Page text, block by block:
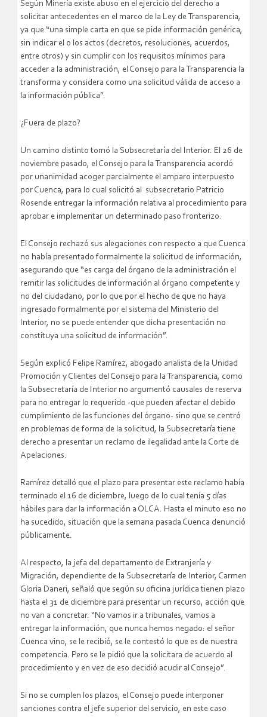
Según Minería existe abuso en el ejercicio del derecho a
solicitar antecedentes en el marco de la Ley de Transparencia,
ya que “una simple carta en que se pide información genérica,
sin indicar el o los actos (decretos, resoluciones, acuerdos,
entre otros) y sin cumplir con los requisitos mínimos para
acceder a la administración, el Consejo para la Transparencia la
transforma y considera como una solicitud válida de acceso a
la información pública”.
¿Fuera de plazo?
Un camino distinto tomó la Subsecretaría del Interior. El 26 de
noviembre pasado, el Consejo para la Transparencia acordó
por unanimidad acoger parcialmente el amparo interpuesto
por Cuenca, para lo cual solicitó al subsecretario Patricio
Rosende entregar la información relativa al procedimiento para
aprobar e implementar un determinado paso fronterizo.
El Consejo rechazó sus alegaciones con respecto a que Cuenca
no había presentado formalmente la solicitud de información,
asegurando que “es carga del órgano de la administración el
remitir las solicitudes de información al órgano competente y
no del ciudadano, por lo que por el hecho de que no haya
ingresado formalmente por el sistema del Ministerio del
Interior, no se puede entender que dicha presentación no
constituya una solicitud de información”.
Según explicó Felipe Ramírez, abogado analista de la Unidad
Promoción y Clientes del Consejo para la Transparencia, como
la Subsecretaría de Interior no argumentó causales de reserva
para no entregar lo requerido -que pueden afectar el debido
cumplimiento de las funciones del órgano- sino que se centró
en problemas de forma de la solicitud, la Subsecretaría tiene
derecho a presentar un reclamo de ilegalidad ante la Corte de
Apelaciones.
Ramírez detalló que el plazo para presentar este reclamo había
terminado el 16 de diciembre, luego de lo cual tenía 5 días
hábiles para dar la información a OLCA. Hasta el minuto eso no
ha sucedido, situación que la semana pasada Cuenca denunció
públicamente.
Al respecto, la jefa del departamento de Extranjería y
Migración, dependiente de la Subsecretaría de Interior, Carmen
Gloria Daneri, señaló que según su oficina jurídica tienen plazo
hasta el 31 de diciembre para presentar un recurso, acción que
no van a concretar. “No vamos ir a tribunales, vamos a
entregar la información, que nunca hemos negado: el señor
Cuenca vino, se le recibió, se le contestó lo que es de nuestra
competencia. Pero se le pidió que la solicitara de acuerdo al
procedimiento y en vez de eso decidió acudir al Consejo”.
Si no se cumplen los plazos, el Consejo puede interponer
sanciones contra el jefe superior del servicio, en este caso